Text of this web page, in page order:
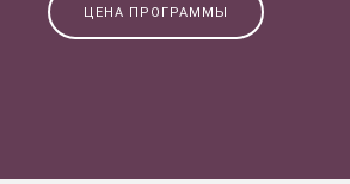
ЦЕНА ПРОГРАММЫ